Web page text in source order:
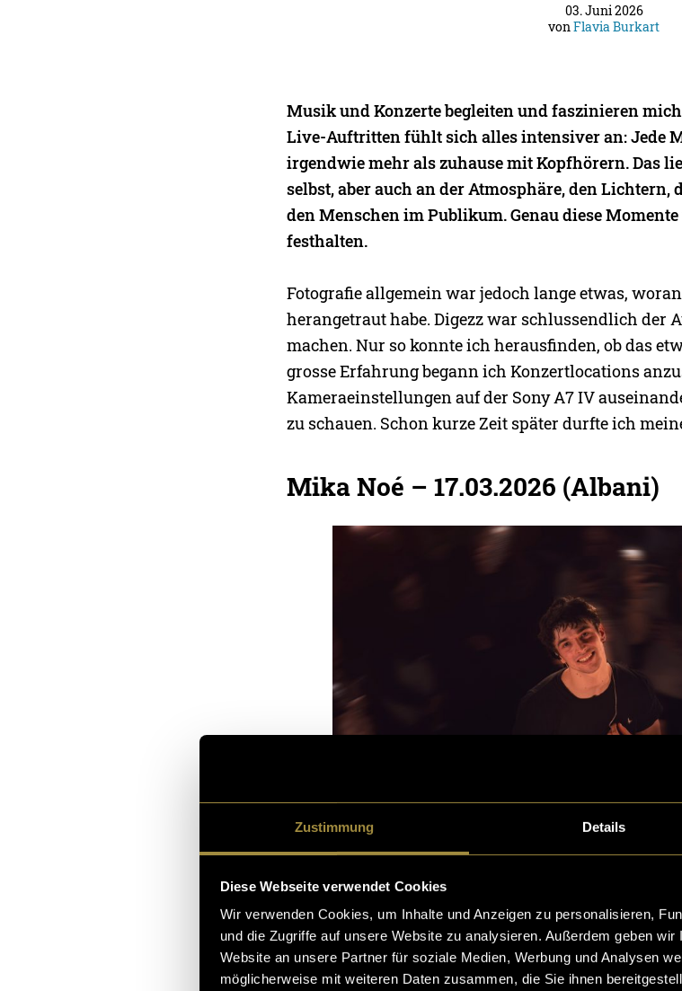
Zustimmung Details
Diese Webseite verwendet Cookies
Wir verwenden Cookies, um Inhalte und Anzeigen zu personalisieren,
und die Zugriffe auf unsere Website zu analysieren. Außerdem geben
Website an unsere Partner für soziale Medien, Werbung und Analysen
möglicherweise mit weiteren Daten zusammen, die Sie ihnen
03. Juni 2026
vonFlavia Burkart
Musik und Konzerte begleiten und faszinieren
Live-Auftritten fühlt sich alles intensiver an: Jede
irgendwie mehr als zuhause mit Kopfhörern. Das
selbst, aber auch an der Atmosphäre, den Lichtern,
den Menschen im Publikum. Genau diese
festhalten.
Fotografie allgemein war jedoch lange etwas,
herangetraut habe. Digezz war schlussendlich der
machen. Nur so konnte ich herausfinden, ob das
grosse Erfahrung begann ich Konzertlocations
Kameraeinstellungen auf der Sony A7 IV
zu schauen. Schon kurze Zeit später durfte ich
Mika Noé – 17.03.2026 (Albani)